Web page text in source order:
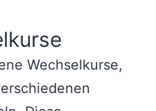
Wechselkurse,